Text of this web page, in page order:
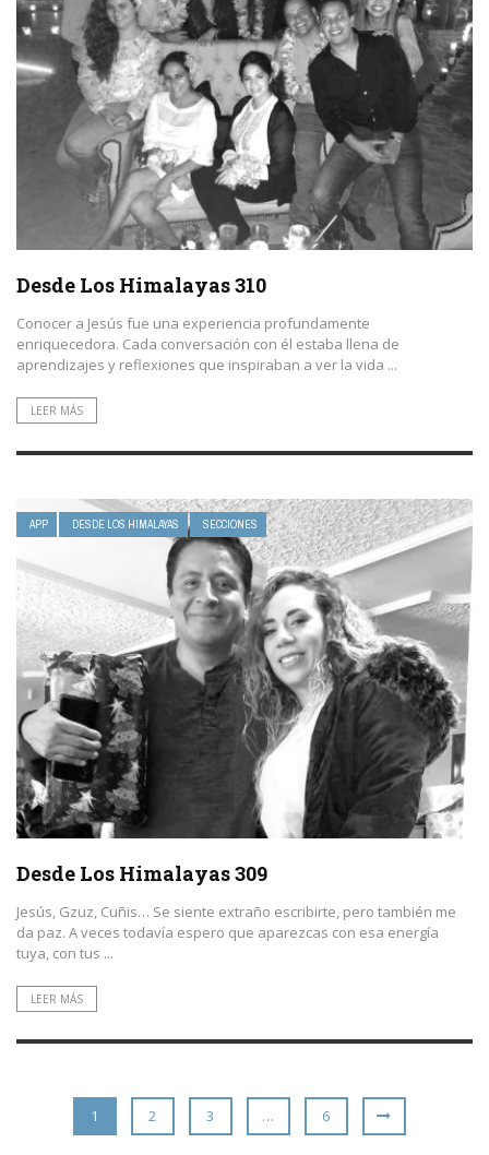
Desde Los Himalayas 310
Conocer a Jesús fue una experiencia profundamente
enriquecedora. Cada conversación con él estaba llena de
aprendizajes y reflexiones que inspiraban a ver la vida ...
LEER MÁS
APP DESDE LOS HIMALAYAS SECCIONES
Desde Los Himalayas 309
Jesús, Gzuz, Cuñis… Se siente extraño escribirte, pero también me
da paz. A veces todavía espero que aparezcas con esa energía
tuya, con tus ...
LEER MÁS
1 2 3 … 6